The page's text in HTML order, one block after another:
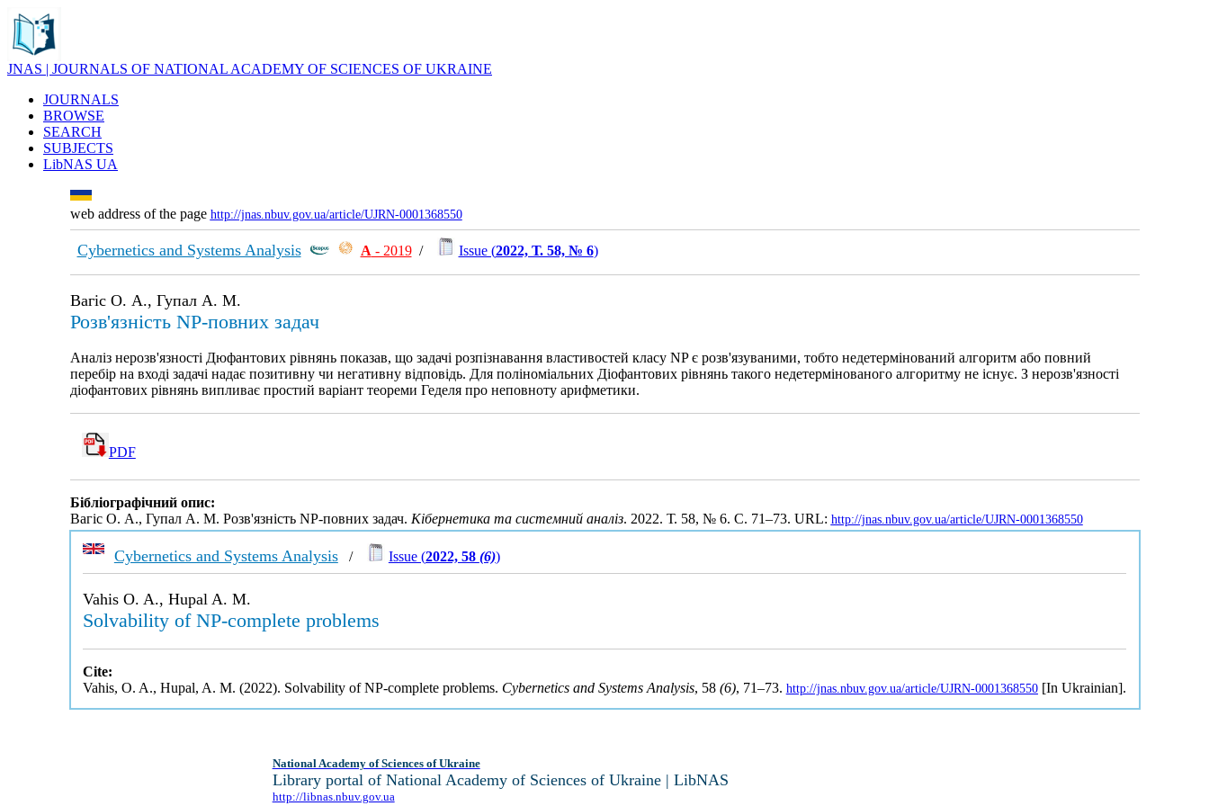
JNAS | JOURNALS OF NATIONAL ACADEMY OF SCIENCES OF UKRAINE
JOURNALS
BROWSE
SEARCH
SUBJECTS
LibNAS UA
web address of the page http://jnas.nbuv.gov.ua/article/UJRN-0001368550
Cybernetics and Systems Analysis А - 2019/ Issue (2022, Т. 58, № 6)
Вагіс О. А., Гупал А. М.
Розв'язність NP-повних задач
Аналіз нерозв'язності Дюфантових рівнянь показав, що задачі розпізнавання властивостей класу NP є розв'язуваними, тобто недетермінований алгоритм або повний
перебір на вході задачі надає позитивну чи негативну відповідь. Для поліноміальних Діофантових рівнянь такого недетермінованого алгоритму не існує. З нерозв'язності
діофантових рівнянь випливає простий варіант теореми Геделя про неповноту арифметики.
PDF
Бібліографічний опис:
Вагіс О. А., Гупал А. М. Розв'язність NP-повних задач. Кібернетика та системний аналіз. 2022. Т. 58, № 6. С. 71–73. URL: http://jnas.nbuv.gov.ua/article/UJRN-0001368550
Cybernetics and Systems Analysis/ Issue (2022, 58 (6))
Vahis O. A., Hupal A. M.
Solvability of NP-complete problems
Cite:
Vahis, O. A., Hupal, A. M. (2022). Solvability of NP-complete problems. Cybernetics and Systems Analysis, 58 (6), 71–73. http://jnas.nbuv.gov.ua/article/UJRN-0001368550[In Ukrainian].
National Academy of Sciences of Ukraine
Library portal of National Academy of Sciences of Ukraine | LibNAS
http://libnas.nbuv.gov.ua